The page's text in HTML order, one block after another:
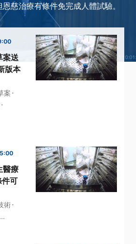
慈治療有條件免完成人體試驗。
案送
版本
案 ·
·
醫療
件可
術·